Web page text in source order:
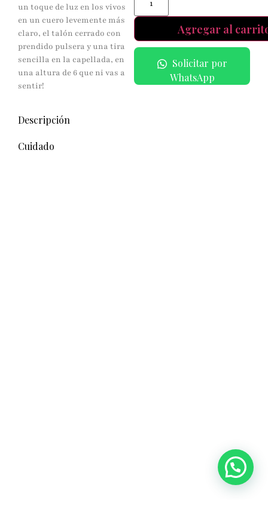
Descripción
Cuidado
un toque de luz en los vivos
en un cuero levemente más
claro, el talón cerrado con
prendido pulsera y una tira
sencilla en la capellada, en
una altura de 6 que ni vas a
sentir!
Agregar al
Solicitar por
WhatsApp